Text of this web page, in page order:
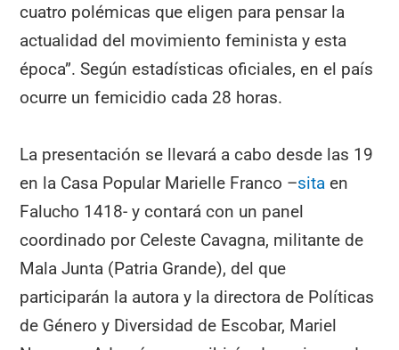
cuatro polémicas que eligen para pensar la
actualidad del movimiento feminista y esta
época”. Según estadísticas oficiales, en el país
ocurre un femicidio cada 28 horas.
La presentación se llevará a cabo desde las 19
en la Casa Popular Marielle Franco –sitaen
Falucho 1418- y contará con un panel
coordinado por Celeste Cavagna, militante de
Mala Junta (Patria Grande), del que
participarán la autora y la directora de Políticas
de Género y Diversidad de Escobar, Mariel